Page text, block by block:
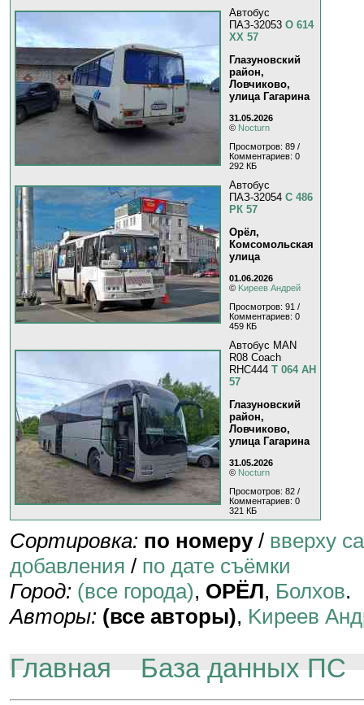
Автобус
ПАЗ-32053 О 614
ХХ 57
Глазуновский
район,
Ловчиково,
улица Гагарина
31.05.2026
© Nocturn
Просмотров: 89 /
Комментариев: 0
292 КБ
Автобус
ПАЗ-32054 С 486
РК 57
Орёл,
Комсомольская
улица
01.06.2026
© Kиpeeв Aндpeй
Просмотров: 91 /
Комментариев: 0
459 КБ
Автобус MAN
R08 Coach
RHC444 Т 064 АН
57
Глазуновский
район,
Ловчиково,
улица Гагарина
31.05.2026
© Nocturn
Просмотров: 82 /
Комментариев: 0
321 КБ
Сортировка: по номеру/ вверху
добавления / по дате съёмки
Город: (все города), ОРЁЛ, Болхов.
Авторы: (все авторы), Kиpeeв
Главная База данных ПС